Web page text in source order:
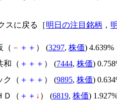
スに戻る［明日の注目銘柄 ，
（ － ＋ ＋ ） (3297, 株価) 4.639%
和（ ＋ ＋ ＋ ） (7444, 株価)
ク（ ＋ ＋ ＋ ） (9895, 株価)
Ｄ（ ＋ ＋ ↓ ） (6819, 株価)